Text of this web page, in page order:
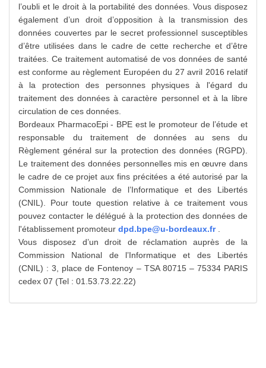
l’oubli et le droit à la portabilité des données. Vous disposez
également d’un droit d’opposition à la transmission des
données couvertes par le secret professionnel susceptibles
d’être utilisées dans le cadre de cette recherche et d’être
traitées. Ce traitement automatisé de vos données de santé
est conforme au règlement Européen du 27 avril 2016 relatif
à la protection des personnes physiques à l'égard du
traitement des données à caractère personnel et à la libre
circulation de ces données.
Bordeaux PharmacoEpi - BPE est le promoteur de l’étude et
responsable du traitement de données au sens du
Règlement général sur la protection des données (RGPD).
Le traitement des données personnelles mis en œuvre dans
le cadre de ce projet aux fins précitées a été autorisé par la
Commission Nationale de l’Informatique et des Libertés
(CNIL). Pour toute question relative à ce traitement vous
pouvez contacter le délégué à la protection des données de
l'établissement promoteur dpd.bpe@u-bordeaux.fr .
Vous disposez d’un droit de réclamation auprès de la
Commission National de l’Informatique et des Libertés
(CNIL) : 3, place de Fontenoy – TSA 80715 – 75334 PARIS
cedex 07 (Tel : 01.53.73.22.22)